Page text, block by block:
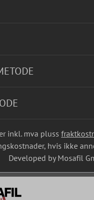
inkl. mva pluss
hvis ikke
Developed by Mosafil